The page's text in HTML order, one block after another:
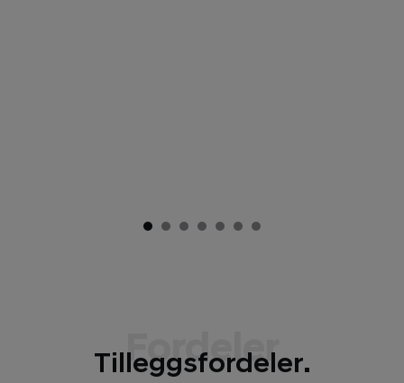
Fordeler
Tilleggsfordeler.